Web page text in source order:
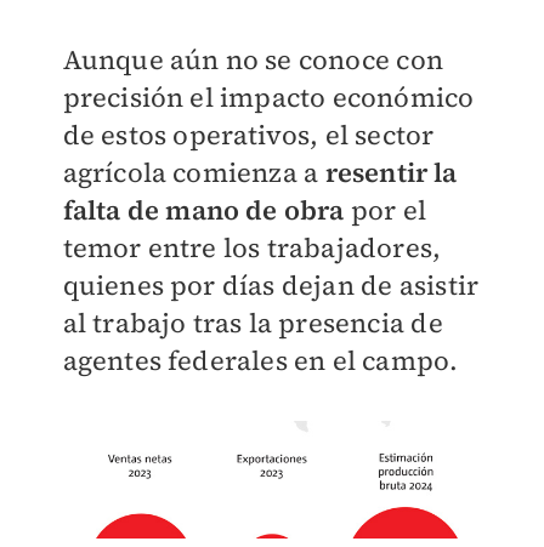
Aunque aún no se conoce con
precisión el impacto económico
de estos operativos, el sector
agrícola comienza a resentir la
falta de mano de obra por el
temor entre los trabajadores,
quienes por días dejan de asistir
al trabajo tras la presencia de
agentes federales en el campo.